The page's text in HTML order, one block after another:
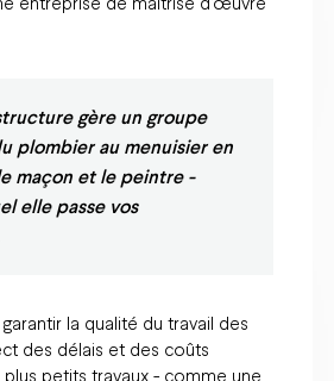
gère un groupe
plombier au menuisier en
maçon et le peintre -
elle passe vos
la qualité du travail des
des délais et des coûts
plus petits travaux - comme une